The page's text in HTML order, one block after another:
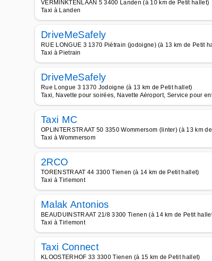
VERMINKTENLAAN 5 3400 Landen (à 10 km de Petit hallet)
Taxi à Landen
DriveMeSafely
RUE LONGUE 3 1370 Piétrain (jodoigne) (à 13 km de Petit
Taxi à Pietrain
DriveMeSafely
Rue Longue 3 1370 Jodoigne (à 13 km de Petit hallet)
Taxi, Navette pour soirées, Navette Aéroport, Service pour
Taxi MC
OPLINTERSTRAAT 50 3350 Wommersom (linter) (à 13 km
Taxi à Wommersom
2RCO
TORENSTRAAT 44 3300 Tienen (à 14 km de Petit hallet)
Taxi à Tirlemont
Malak Antonios
BEAUDUINSTRAAT 21/8 3300 Tienen (à 14 km de Petit
Taxi à Tirlemont
Taxi Connect
KLOOSTERHOF 33 3300 Tienen (à 15 km de Petit hallet)